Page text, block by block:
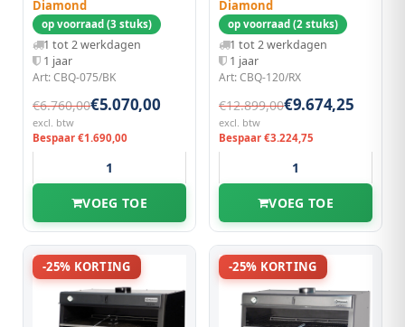
Diamond
op voorraad (3 stuks)
1 tot 2 werkdagen
1 jaar
Art: CBQ-075/BK
€6.760,00€5.070,00
excl. btw
Bespaar €1.690,00
VOEG TOE
Diamond
op voorraad (2 stuks)
1 tot 2 werkdagen
1 jaar
Art: CBQ-120/RX
€12.899,00€9.674,25
excl. btw
Bespaar €3.224,75
VOEG TOE
-25% KORTING -25% KORTING